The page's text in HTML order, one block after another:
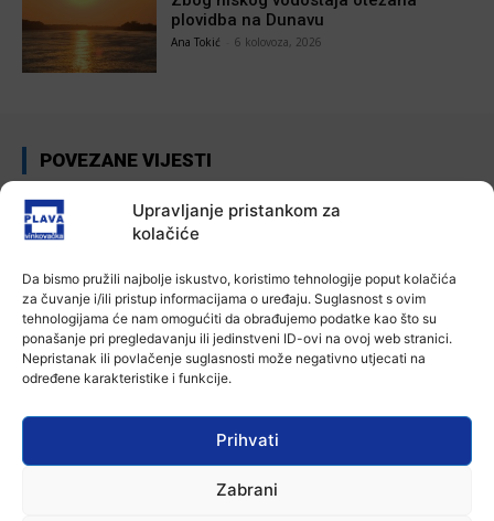
Upravljanje pristankom za
kolačiće
Da bismo pružili najbolje iskustvo, koristimo tehnologije poput kolačića
za čuvanje i/ili pristup informacijama o uređaju. Suglasnost s ovim
tehnologijama će nam omogućiti da obrađujemo podatke kao što su
ponašanje pri pregledavanju ili jedinstveni ID-ovi na ovoj web stranici.
Nepristanak ili povlačenje suglasnosti može negativno utjecati na
određene karakteristike i funkcije.
Prihvati
Zabrani
plovidba na Dunavu
Ana Tokić 6 kolovoza, 2026
POVEZANE VIJESTI
Aktualno
Autoklub Vinkovci u rujnu će obilježiti
stotu godišnjicu djelovanja
Aktualno
Za dva tjedna započinje još jedna
Divlja liga
7 kolovoza, 2026
Aktualno
U Županji održana Ljetna škola magije
7 kolovoza, 2026